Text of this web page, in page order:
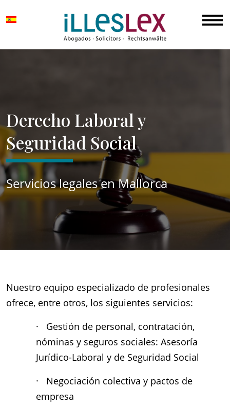
Derecho Laboral y
Seguridad Social
Servicios legales en Mallorca
Nuestro equipo especializado de profesionales
ofrece, entre otros, los siguientes servicios:
· Gestión de personal, contratación,
nóminas y seguros sociales: Asesoría
Jurídico-Laboral y de Seguridad Social
· Negociación colectiva y pactos de
empresa